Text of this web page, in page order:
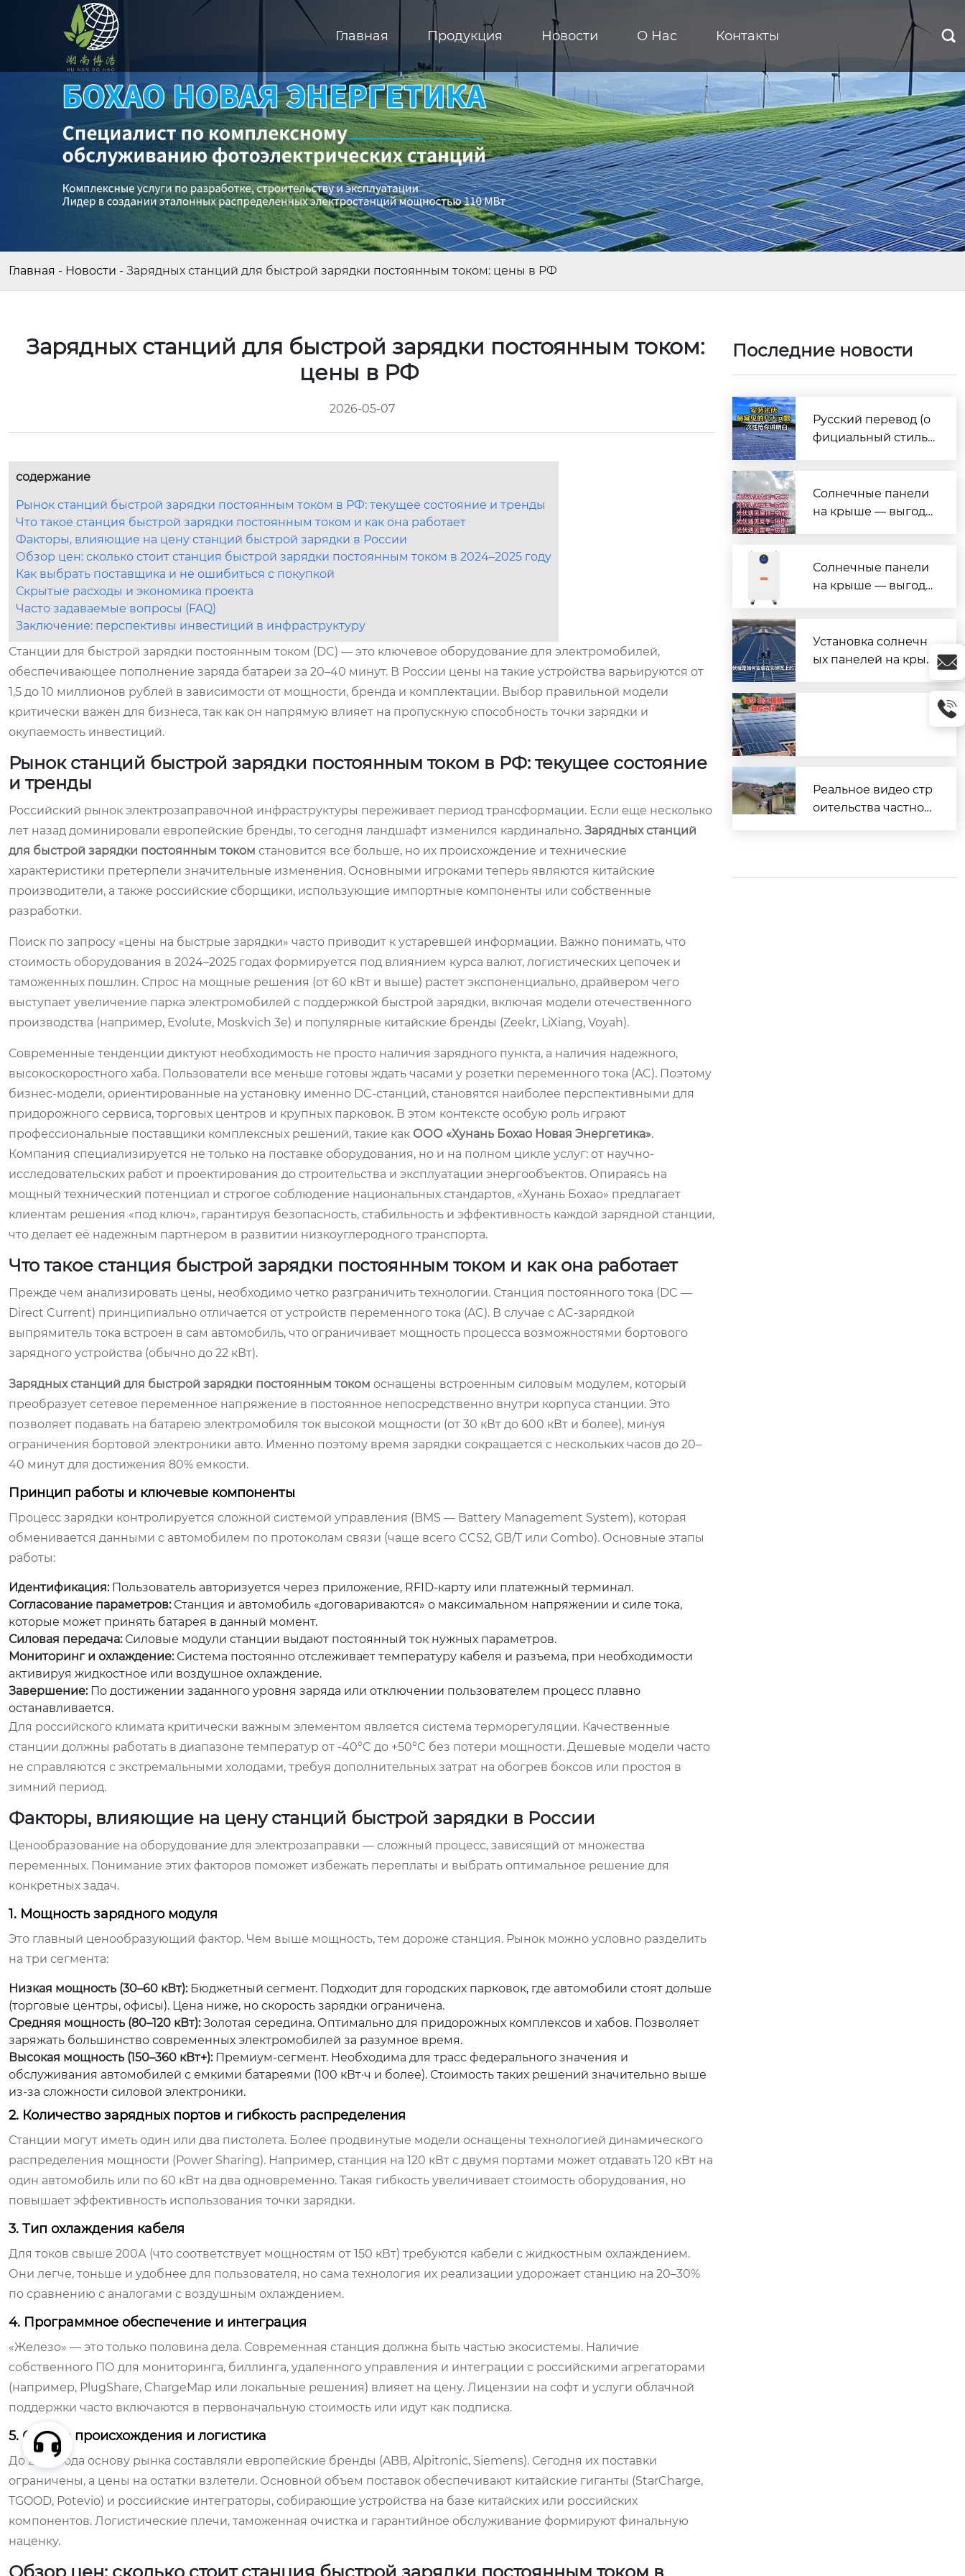
Главная Продукция Новости О Нас Контакты 
Главная - Новости - Зарядных станций для быстрой зарядки постоянным током: цены в РФ
Зарядных станций для быстрой зарядки постоянным током:
цены в РФ
2026-05-07
содержание
Рынок станций быстрой зарядки постоянным током в РФ: текущее состояние и тренды
Что такое станция быстрой зарядки постоянным током и как она работает
Факторы, влияющие на цену станций быстрой зарядки в России
Обзор цен: сколько стоит станция быстрой зарядки постоянным током в 2024–2025 году
Как выбрать поставщика и не ошибиться с покупкой
Скрытые расходы и экономика проекта
Часто задаваемые вопросы (FAQ)
Заключение: перспективы инвестиций в инфраструктуру
Станции для быстрой зарядки постоянным током (DC) — это ключевое оборудование для электромобилей,
обеспечивающее пополнение заряда батареи за 20–40 минут. В России цены на такие устройства варьируются от
1,5 до 10 миллионов рублей в зависимости от мощности, бренда и комплектации. Выбор правильной модели
критически важен для бизнеса, так как он напрямую влияет на пропускную способность точки зарядки и
окупаемость инвестиций.
Рынок станций быстрой зарядки постоянным током в РФ: текущее состояние
и тренды
Российский рынок электрозаправочной инфраструктуры переживает период трансформации. Если еще несколько
лет назад доминировали европейские бренды, то сегодня ландшафт изменился кардинально. Зарядных станций
для быстрой зарядки постоянным током становится все больше, но их происхождение и технические
характеристики претерпели значительные изменения. Основными игроками теперь являются китайские
производители, а также российские сборщики, использующие импортные компоненты или собственные
разработки.
Поиск по запросу «цены на быстрые зарядки» часто приводит к устаревшей информации. Важно понимать, что
стоимость оборудования в 2024–2025 годах формируется под влиянием курса валют, логистических цепочек и
таможенных пошлин. Спрос на мощные решения (от 60 кВт и выше) растет экспоненциально, драйвером чего
выступает увеличение парка электромобилей с поддержкой быстрой зарядки, включая модели отечественного
производства (например, Evolute, Moskvich 3e) и популярные китайские бренды (Zeekr, LiXiang, Voyah).
Современные тенденции диктуют необходимость не просто наличия зарядного пункта, а наличия надежного,
высокоскоростного хаба. Пользователи все меньше готовы ждать часами у розетки переменного тока (AC). Поэтому
бизнес-модели, ориентированные на установку именно DC-станций, становятся наиболее перспективными для
придорожного сервиса, торговых центров и крупных парковок. В этом контексте особую роль играют
профессиональные поставщики комплексных решений, такие как ООО «Хунань Бохао Новая Энергетика».
Компания специализируется не только на поставке оборудования, но и на полном цикле услуг: от научно-
исследовательских работ и проектирования до строительства и эксплуатации энергообъектов. Опираясь на
мощный технический потенциал и строгое соблюдение национальных стандартов, «Хунань Бохао» предлагает
клиентам решения «под ключ», гарантируя безопасность, стабильность и эффективность каждой зарядной станции,
что делает её надежным партнером в развитии низкоуглеродного транспорта.
Что такое станция быстрой зарядки постоянным током и как она работает
Прежде чем анализировать цены, необходимо четко разграничить технологии. Станция постоянного тока (DC —
Direct Current) принципиально отличается от устройств переменного тока (AC). В случае с AC-зарядкой
выпрямитель тока встроен в сам автомобиль, что ограничивает мощность процесса возможностями бортового
зарядного устройства (обычно до 22 кВт).
Зарядных станций для быстрой зарядки постоянным током оснащены встроенным силовым модулем, который
преобразует сетевое переменное напряжение в постоянное непосредственно внутри корпуса станции. Это
позволяет подавать на батарею электромобиля ток высокой мощности (от 30 кВт до 600 кВт и более), минуя
ограничения бортовой электроники авто. Именно поэтому время зарядки сокращается с нескольких часов до 20–
40 минут для достижения 80% емкости.
Принцип работы и ключевые компоненты
Процесс зарядки контролируется сложной системой управления (BMS — Battery Management System), которая
обменивается данными с автомобилем по протоколам связи (чаще всего CCS2, GB/T или Combo). Основные этапы
работы:
Идентификация:Пользователь авторизуется через приложение, RFID-карту или платежный терминал.
Согласование параметров:Станция и автомобиль «договариваются» о максимальном напряжении и силе тока,
которые может принять батарея в данный момент.
Силовая передача:Силовые модули станции выдают постоянный ток нужных параметров.
Мониторинг и охлаждение:Система постоянно отслеживает температуру кабеля и разъема, при необходимости
активируя жидкостное или воздушное охлаждение.
Завершение:По достижении заданного уровня заряда или отключении пользователем процесс плавно
останавливается.
Для российского климата критически важным элементом является система терморегуляции. Качественные
станции должны работать в диапазоне температур от -40°C до +50°C без потери мощности. Дешевые модели часто
не справляются с экстремальными холодами, требуя дополнительных затрат на обогрев боксов или простоя в
зимний период.
Факторы, влияющие на цену станций быстрой зарядки в России
Ценообразование на оборудование для электрозаправки — сложный процесс, зависящий от множества
переменных. Понимание этих факторов поможет избежать переплаты и выбрать оптимальное решение для
конкретных задач.
1. Мощность зарядного модуля
Это главный ценообразующий фактор. Чем выше мощность, тем дороже станция. Рынок можно условно разделить
на три сегмента:
Низкая мощность (30–60 кВт):Бюджетный сегмент. Подходит для городских парковок, где автомобили стоят дольше
(торговые центры, офисы). Цена ниже, но скорость зарядки ограничена.
Средняя мощность (80–120 кВт):Золотая середина. Оптимально для придорожных комплексов и хабов. Позволяет
заряжать большинство современных электромобилей за разумное время.
Высокая мощность (150–360 кВт+):Премиум-сегмент. Необходима для трасс федерального значения и
обслуживания автомобилей с емкими батареями (100 кВт·ч и более). Стоимость таких решений значительно выше
из-за сложности силовой электроники.
2. Количество зарядных портов и гибкость распределения
Станции могут иметь один или два пистолета. Более продвинутые модели оснащены технологией динамического
распределения мощности (Power Sharing). Например, станция на 120 кВт с двумя портами может отдавать 120 кВт на
один автомобиль или по 60 кВт на два одновременно. Такая гибкость увеличивает стоимость оборудования, но
повышает эффективность использования точки зарядки.
3. Тип охлаждения кабеля
Для токов свыше 200А (что соответствует мощностям от 150 кВт) требуются кабели с жидкостным охлаждением.
Они легче, тоньше и удобнее для пользователя, но сама технология их реализации удорожает станцию на 20–30%
по сравнению с аналогами с воздушным охлаждением.
4. Программное обеспечение и интеграция
«Железо» — это только половина дела. Современная станция должна быть частью экосистемы. Наличие
собственного ПО для мониторинга, биллинга, удаленного управления и интеграции с российскими агрегаторами
(например, PlugShare, ChargeMap или локальные решения) влияет на цену. Лицензии на софт и услуги облачной
поддержки часто включаются в первоначальную стоимость или идут как подписка.
5. Страна происхождения и логистика
До 2022 года основу рынка составляли европейские бренды (ABB, Alpitronic, Siemens). Сегодня их поставки
ограничены, а цены на остатки взлетели. Основной объем поставок обеспечивают китайские гиганты (StarCharge,
TGOOD, Potevio) и российские интеграторы, собирающие устройства на базе китайских или российских
компонентов. Логистические плечи, таможенная очистка и гарантийное обслуживание формируют финальную
наценку.
Последние новости
Русский перевод (о
фициальный стиль,
ошюры)
Солнечные панели
на крыше — выгода
Солнечные панели
на крыше — выгода
Установка солнечн
ых панелей на кры
(металлочерепицы)
Реальное видео стр
оительства частног